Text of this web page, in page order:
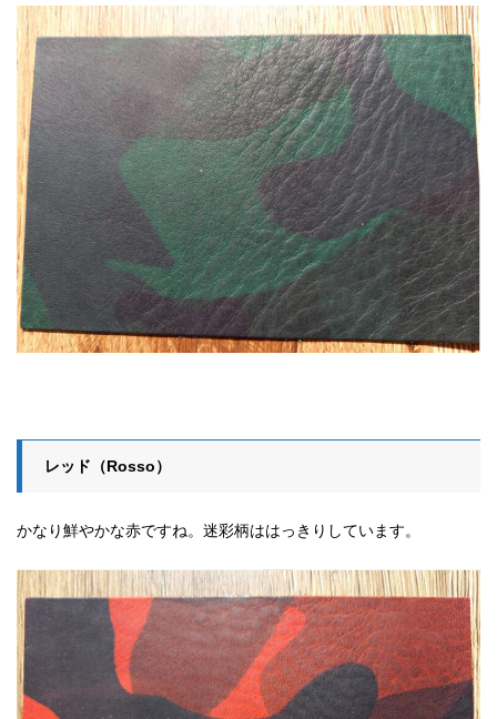
レッド（Rosso）
かなり鮮やかな赤ですね。迷彩柄ははっきりしています。